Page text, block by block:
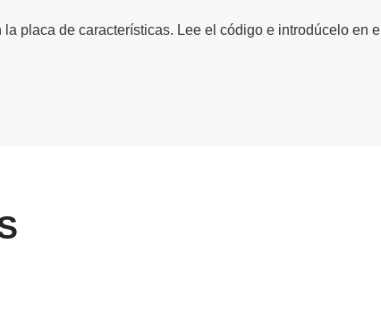
placa de características. Lee el código e introdúcelo en el